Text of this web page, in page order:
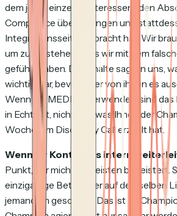
dem jeder einzelne Interessent den
Compliance übersprungen und
Integrationsseite verbracht hat. Wir
um zu verstehen, dass wir mit dem
geführt haben. Die Inhalte sagten uns,
wichtig war, bevor einer von ihnen es
Wenn Sie MEDDIC verwenden, sind
in Echtzeit, nicht das, was Ihnen der
Wochen im Discovery Call erzählt hat.
Wenn Ihr Kontakt es intern
Punkt, der mich am meisten begeistert.
einzigartige Betrachter auf demselben
jemandem geschickt. Das ist Ihr